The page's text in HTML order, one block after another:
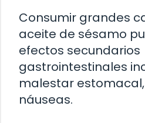
Consumir grandes
aceite de sésamo
efectos secundarios
gastrointestinales
malestar
náuseas.